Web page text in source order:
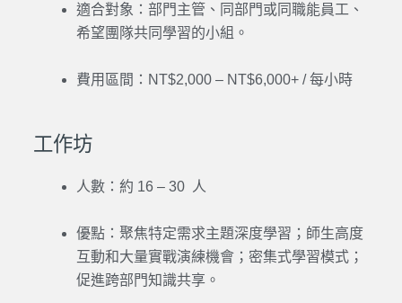
適合對象：部門主管、同部門或同職能員工、
希望團隊共同學習的小組。
費用區間：NT$2,000 – NT$6,000+ / 每小時
工作坊
人數：約 16 – 30 人
優點：聚焦特定需求主題深度學習；師生高度
互動和大量實戰演練機會；密集式學習模式；
促進跨部門知識共享。